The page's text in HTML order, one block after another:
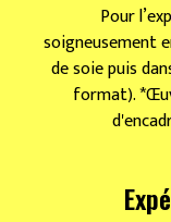
Pour
soigneusement
de soie puis
format).